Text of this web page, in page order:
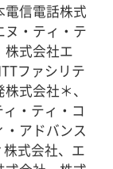
電信電話株式
ヌ・ティ・テ
株式会社エ
ファシリテ
式会社＊、
・ティ・コ
アドバンス
式会社、エ